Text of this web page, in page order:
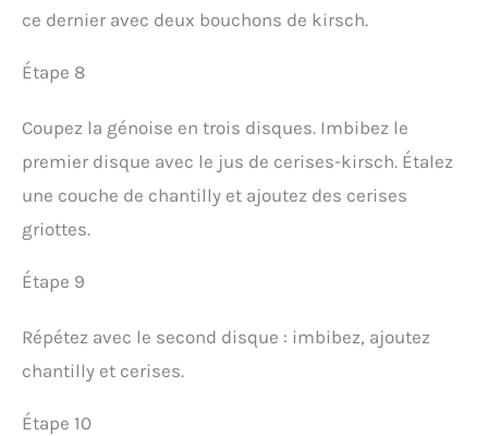
ce dernier avec deux bouchons de kirsch.
Étape 8
Coupez la génoise en trois disques. Imbibez le
premier disque avec le jus de cerises-kirsch. Étalez
une couche de chantilly et ajoutez des cerises
griottes.
Étape 9
Répétez avec le second disque : imbibez, ajoutez
chantilly et cerises.
Étape 10